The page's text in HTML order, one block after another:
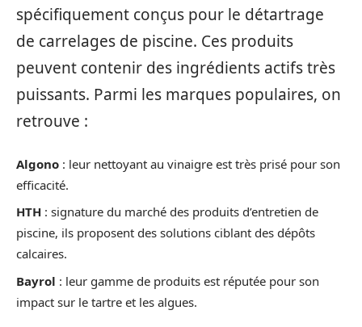
spécifiquement conçus pour le détartrage
de carrelages de piscine. Ces produits
peuvent contenir des ingrédients actifs très
puissants. Parmi les marques populaires, on
retrouve :
Algono : leur nettoyant au vinaigre est très prisé pour son
efficacité.
HTH : signature du marché des produits d’entretien de
piscine, ils proposent des solutions ciblant des dépôts
calcaires.
Bayrol : leur gamme de produits est réputée pour son
impact sur le tartre et les algues.